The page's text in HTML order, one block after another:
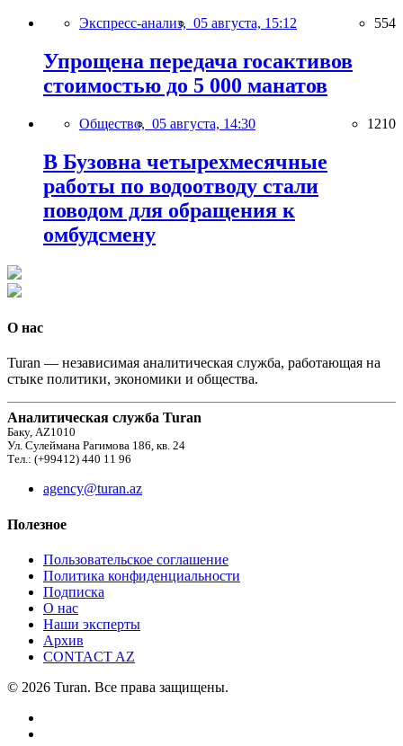
Экспресс-анализ, 05 августа, 15:12 554
Упрощена передача госактивов
стоимостью до 5 000 манатов
Общество, 05 августа, 14:30 1210
В Бузовна четырехмесячные
работы по водоотводу стали
поводом для обращения к
омбудсмену
О нас
Turan — независимая аналитическая служба, работающая на
стыке политики, экономики и общества.
Аналитическая служба Turan
Баку, AZ1010
Ул. Сулеймана Рагимова 186, кв. 24
Тел.: (+99412) 440 11 96
agency@turan.az
Полезное
Пользовательское соглашение
Политика конфиденциальности
Подписка
О нас
Наши эксперты
Архив
CONTACT AZ
© 2026 Turan. Все права защищены.